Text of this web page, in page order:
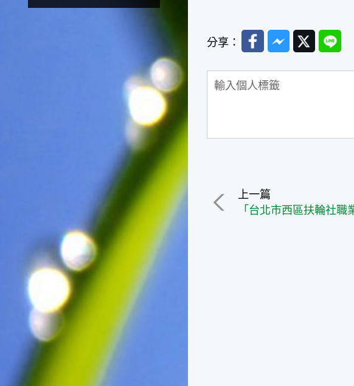
邁入秋涼的先聲，表示酷熱難
太一致，天氣依然十分炎熱，
大概要再經過兩個月後，才能
氣小農夫我國以農立國，在大
暑過後，秋天的開始是以「立
秋」節氣為準。農夫們一定要
趕在立秋前後完成插秧工作，
否則再晚的話，就會影響稻作
的生長。因為二期稻作最怕的
是遇上低溫期，稻子會長不
好，所以選對時機插秧播種是
很重要的。◎節氣小漁夫在這
個時節，台灣周圍海域的水溫
仍然偏高，所以此時的漁獲還
是多屬於暖水魚，例如東部的
海域可以捕獲到鮮美的立翅旗
魚，在高雄外海有小串、烏
賊，澎湖附近則有鰆、蝦可以
捕獲。◎節氣小園丁這個節氣
是龍眼的盛產期，「龍眼」是
一般家庭在喜慶時常選用的水
果。在民間，人們相信吃了龍
眼肉，子孫會做大官，而且龍
眼又稱為「福圓」，所以有句
俗諺是這麼說的：「食福圓生
分享：
FacebookMessenger
TwitterLine
上一篇